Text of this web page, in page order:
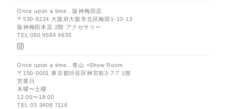
Once upon a time...阪神梅田店
〒530-8224 大阪府大阪市北区梅田1-13-13
阪神梅田本店 2階 アクセサリー
TEL 080 9584 9835
Once upon a time...青山 +Show Room
〒150-0001 東京都渋谷区神宮前3-7-7 1階
営業日
木曜〜土曜
12:00〜18:00
TEL 03 3408 7116